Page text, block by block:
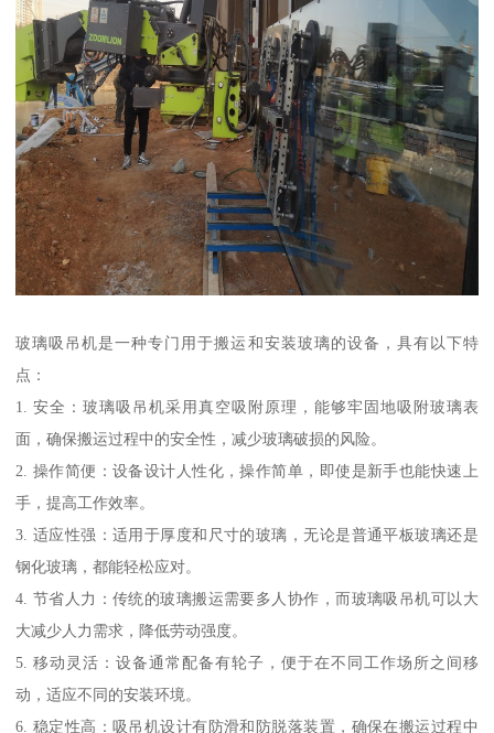
玻璃吸吊机是一种专门用于搬运和安装玻璃的设备，具有以下特
点：
1. 安全：玻璃吸吊机采用真空吸附原理，能够牢固地吸附玻璃表
面，确保搬运过程中的安全性，减少玻璃破损的风险。
2. 操作简便：设备设计人性化，操作简单，即使是新手也能快速上
手，提高工作效率。
3. 适应性强：适用于厚度和尺寸的玻璃，无论是普通平板玻璃还是
钢化玻璃，都能轻松应对。
4. 节省人力：传统的玻璃搬运需要多人协作，而玻璃吸吊机可以大
大减少人力需求，降低劳动强度。
5. 移动灵活：设备通常配备有轮子，便于在不同工作场所之间移
动，适应不同的安装环境。
6. 稳定性高：吸吊机设计有防滑和防脱落装置，确保在搬运过程中